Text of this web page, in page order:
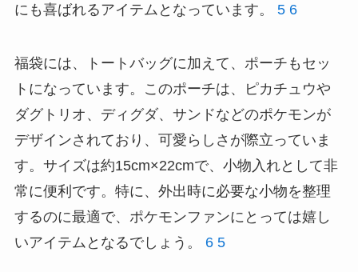
にも喜ばれるアイテムとなっています。 5 6
福袋には、トートバッグに加えて、ポーチもセッ
トになっています。このポーチは、ピカチュウや
ダグトリオ、ディグダ、サンドなどのポケモンが
デザインされており、可愛らしさが際立っていま
す。サイズは約15cm×22cmで、小物入れとして非
常に便利です。特に、外出時に必要な小物を整理
するのに最適で、ポケモンファンにとっては嬉し
いアイテムとなるでしょう。 6 5